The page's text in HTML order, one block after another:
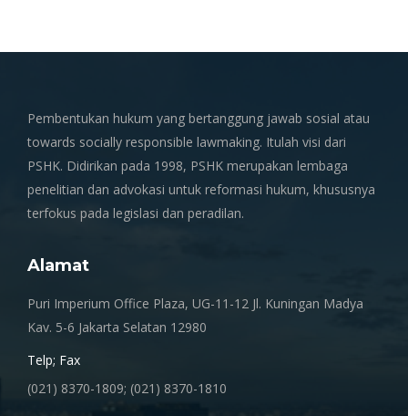
Pembentukan hukum yang bertanggung jawab sosial atau
towards socially responsible lawmaking. Itulah visi dari
PSHK. Didirikan pada 1998, PSHK merupakan lembaga
penelitian dan advokasi untuk reformasi hukum, khususnya
terfokus pada legislasi dan peradilan.
Alamat
Puri Imperium Office Plaza, UG-11-12 Jl. Kuningan Madya
Kav. 5-6 Jakarta Selatan 12980
Telp; Fax
(021) 8370-1809; (021) 8370-1810